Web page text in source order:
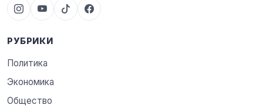
РУБРИКИ
Политика
Экономика
Общество